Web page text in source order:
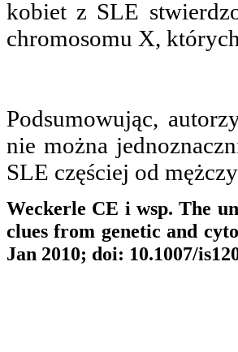
kobiet z SLE
chromosomu X,
Podsumowując,
nie można
SLE częściej od
Weckerle CE i wsp. The
clues from genetic and
Jan 2010; doi: 10.1007/